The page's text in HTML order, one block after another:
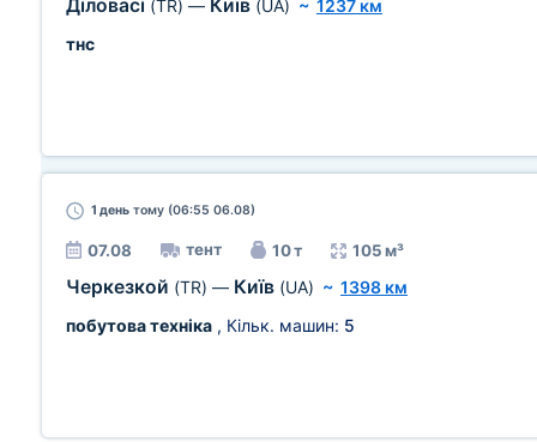
Діловасі (TR) — Київ (UA) ~ 1237 км
тнс
1 день тому (06:55 06.08)
07.08 тент 10 т 105 м³
Черкезкой (TR) — Київ (UA) ~ 1398 км
побутова техніка , Кільк. машин: 5